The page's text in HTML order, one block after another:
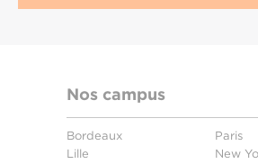
Nos campus
Bordeaux
Lille
Paris
New